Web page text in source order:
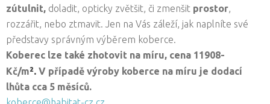
zútulnit, doladit, opticky zvětšit, či zmenšit prostor,
rozzářit, nebo ztmavit. Jen na Vás záleží, jak naplníte své
představy správným výběrem koberce.
Koberec lze také zhotovit na míru, cena 11908-
Kč/m². V případě výroby koberce na míru je dodací
lhůta cca 5 měsíců.